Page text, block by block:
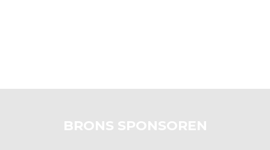
BRONS SPONSOREN